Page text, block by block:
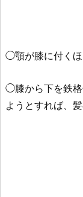
◯顎が膝に付くほ
◯膝から下を鉄
ようとすれば、